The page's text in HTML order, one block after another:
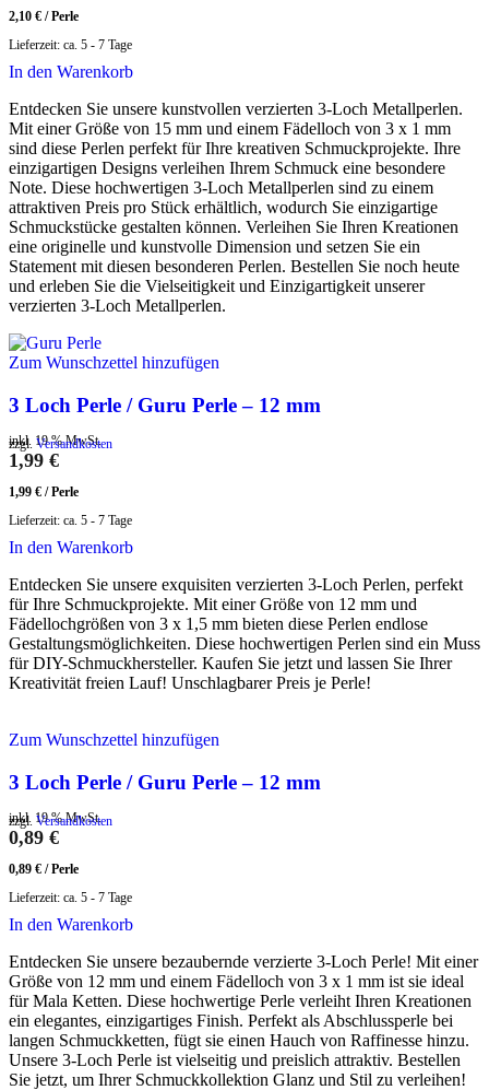
2,10 € /Perle
Lieferzeit: ca. 5 - 7 Tage
In den Warenkorb
Entdecken Sie unsere kunstvollen verzierten 3-Loch Metallperlen.
Mit einer Größe von 15 mm und einem Fädelloch von 3 x 1 mm
sind diese Perlen perfekt für Ihre kreativen Schmuckprojekte. Ihre
einzigartigen Designs verleihen Ihrem Schmuck eine besondere
Note. Diese hochwertigen 3-Loch Metallperlen sind zu einem
attraktiven Preis pro Stück erhältlich, wodurch Sie einzigartige
Schmuckstücke gestalten können. Verleihen Sie Ihren Kreationen
eine originelle und kunstvolle Dimension und setzen Sie ein
Statement mit diesen besonderen Perlen. Bestellen Sie noch heute
und erleben Sie die Vielseitigkeit und Einzigartigkeit unserer
verzierten 3-Loch Metallperlen.
Zum Wunschzettel hinzufügen
3 Loch Perle / Guru Perle – 12 mm
inkl. 19 % MwSt.
zzgl. Versandkosten
1,99 €
1,99 € /Perle
Lieferzeit: ca. 5 - 7 Tage
In den Warenkorb
Entdecken Sie unsere exquisiten verzierten 3-Loch Perlen, perfekt
für Ihre Schmuckprojekte. Mit einer Größe von 12 mm und
Fädellochgrößen von 3 x 1,5 mm bieten diese Perlen endlose
Gestaltungsmöglichkeiten. Diese hochwertigen Perlen sind ein Muss
für DIY-Schmuckhersteller. Kaufen Sie jetzt und lassen Sie Ihrer
Kreativität freien Lauf! Unschlagbarer Preis je Perle!
Zum Wunschzettel hinzufügen
3 Loch Perle / Guru Perle – 12 mm
inkl. 19 % MwSt.
zzgl. Versandkosten
0,89 €
0,89 € /Perle
Lieferzeit: ca. 5 - 7 Tage
In den Warenkorb
Entdecken Sie unsere bezaubernde verzierte 3-Loch Perle! Mit einer
Größe von 12 mm und einem Fädelloch von 3 x 1 mm ist sie ideal
für Mala Ketten. Diese hochwertige Perle verleiht Ihren Kreationen
ein elegantes, einzigartiges Finish. Perfekt als Abschlussperle bei
langen Schmuckketten, fügt sie einen Hauch von Raffinesse hinzu.
Unsere 3-Loch Perle ist vielseitig und preislich attraktiv. Bestellen
Sie jetzt, um Ihrer Schmuckkollektion Glanz und Stil zu verleihen!